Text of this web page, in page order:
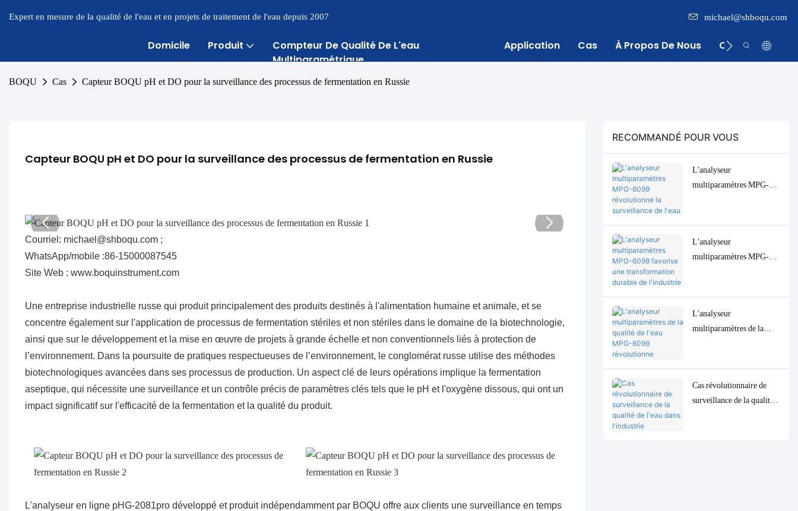
Expert en mesure de la qualité de l'eau et en projets de traitement de l'eau depuis 2007 michael@shboqu.com
Domicile Produit
Compteur De Qualité De L'eau
Multiparamétrique
Application Cas À Propos De Nous Centre
BOQU Cas Capteur BOQU pH et DO pour la surveillance des processus de fermentation en Russie
Capteur BOQU pH et DO pour la surveillance des processus de fermentation en Russie
Courriel: michael@shboqu.com ;
WhatsApp/mobile :86-15000087545
Site Web : www.boquinstrument.com
Une entreprise industrielle russe qui produit principalement des produits destinés à l'alimentation humaine et animale, et se
concentre également sur l'application de processus de fermentation stériles et non stériles dans le domaine de la biotechnologie,
ainsi que sur le développement et la mise en œuvre de projets à grande échelle et non conventionnels liés à protection de
l’environnement. Dans la poursuite de pratiques respectueuses de l’environnement, le conglomérat russe utilise des méthodes
biotechnologiques avancées dans ses processus de production. Un aspect clé de leurs opérations implique la fermentation
aseptique, qui nécessite une surveillance et un contrôle précis de paramètres clés tels que le pH et l'oxygène dissous, qui ont un
impact significatif sur l'efficacité de la fermentation et la qualité du produit.
L'analyseur en ligne pHG-2081pro développé et produit indépendamment par BOQU offre aux clients une surveillance en temps
RECOMMANDÉ POUR VOUS
L'analyseur
multiparamètres MPG-
l'industrie indonésienne de
l'huile de palme.
L'analyseur
multiparamètres MPG-
l'industrie de la pâte à
papier en Indonésie
L'analyseur
multiparamètres de la
l'industrie pétrolière et
gazière indonésienne
Cas révolutionnaire de
surveillance de la qualité